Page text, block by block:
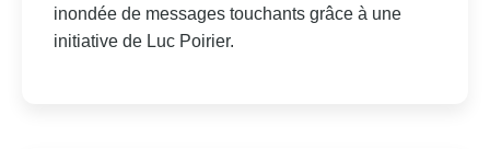
inondée de messages touchants grâce à une
initiative de Luc Poirier.